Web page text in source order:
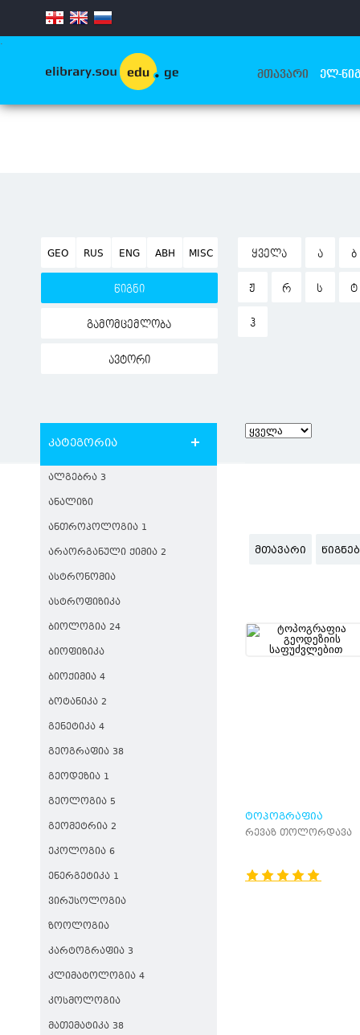
.
ᲛᲗᲐᲕᲐᲠᲘ ᲔᲚ-
GEO RUS ENG ABH MISC
წიგნი
გამომცემლობა
ავტორი
ᲧᲕᲔᲚᲐ Ა Ბ
Ჟ Რ Ს Ტ
Ჰ
კატეგორია
ᲐᲚᲒᲔᲑᲠᲐ 3
ᲐᲜᲐᲚᲘᲖᲘ
ᲐᲜᲗᲠᲝᲞᲝᲚᲝᲒᲘᲐ 1
ᲐᲠᲐᲝᲠᲒᲐᲜᲣᲚᲘ ᲥᲘᲛᲘᲐ 2
ᲐᲡᲢᲠᲝᲜᲝᲛᲘᲐ
ᲐᲡᲢᲠᲝᲤᲘᲖᲘᲙᲐ
ᲑᲘᲝᲚᲝᲒᲘᲐ 24
ᲑᲘᲝᲤᲘᲖᲘᲙᲐ
ᲑᲘᲝᲥᲘᲛᲘᲐ 4
ᲑᲝᲢᲐᲜᲘᲙᲐ 2
ᲒᲔᲜᲔᲢᲘᲙᲐ 4
ᲒᲔᲝᲒᲠᲐᲤᲘᲐ 38
ᲒᲔᲝᲓᲔᲖᲘᲐ 1
ᲒᲔᲝᲚᲝᲒᲘᲐ 5
ᲒᲔᲝᲛᲔᲢᲠᲘᲐ 2
ᲔᲙᲝᲚᲝᲒᲘᲐ 6
ᲔᲜᲔᲠᲒᲔᲢᲘᲙᲐ 1
ᲕᲘᲠᲣᲡᲝᲚᲝᲒᲘᲐ
ᲖᲝᲝᲚᲝᲒᲘᲐ
ᲙᲐᲠᲢᲝᲒᲠᲐᲤᲘᲐ 3
ᲙᲚᲘᲛᲐᲢᲝᲚᲝᲒᲘᲐ 4
ᲙᲝᲡᲛᲝᲚᲝᲒᲘᲐ
ᲛᲐᲗᲔᲛᲐᲢᲘᲙᲐ 38
ᲛᲗᲐᲕᲐᲠᲘ
ᲢᲝᲞᲝᲒᲠᲐᲤᲘᲐ
ᲒᲔᲝᲓᲔᲖᲘᲘᲡ
რევაზ თოლორდავა